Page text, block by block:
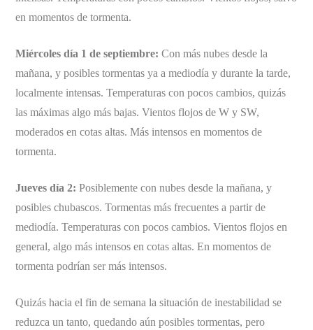
en momentos de tormenta.
Miércoles día 1 de septiembre: Con más nubes desde la
mañana, y posibles tormentas ya a mediodía y durante la tarde,
localmente intensas. Temperaturas con pocos cambios, quizás
las máximas algo más bajas. Vientos flojos de W y SW,
moderados en cotas altas. Más intensos en momentos de
tormenta.
Jueves día 2: Posiblemente con nubes desde la mañana, y
posibles chubascos. Tormentas más frecuentes a partir de
mediodía. Temperaturas con pocos cambios. Vientos flojos en
general, algo más intensos en cotas altas. En momentos de
tormenta podrían ser más intensos.
Quizás hacia el fin de semana la situación de inestabilidad se
reduzca un tanto, quedando aún posibles tormentas, pero